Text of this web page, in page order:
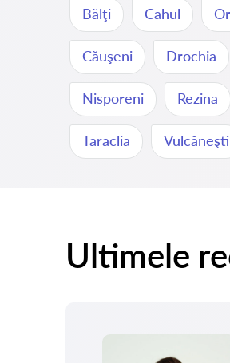
Bălţi Cahul
Căuşeni Drochia
Nisporeni Rezina
Taraclia Vulcăneşti
Ultimele